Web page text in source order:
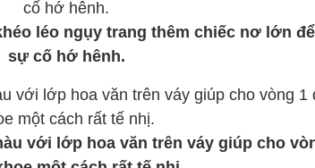
léo ngụy trang thêm chiếc nơ lớn
sự cố hớ hênh.
với lớp hoa văn trên váy giúp cho